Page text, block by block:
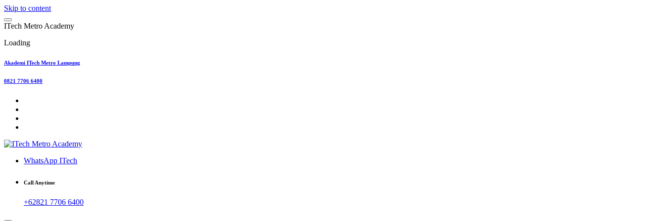
Skip to content
ITech Metro Academy
Loading
Akademi ITech Metro Lampung
0821 7706 6400
WhatsApp ITech
Call Anytime
+62821 7706 6400